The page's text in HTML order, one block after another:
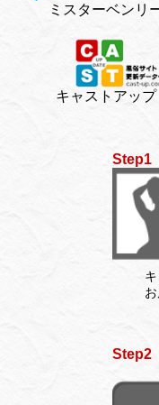
ミスターベンリ
キャストアップ
Step1
Step2